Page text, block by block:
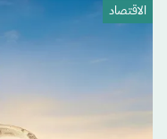
الاقتصاد